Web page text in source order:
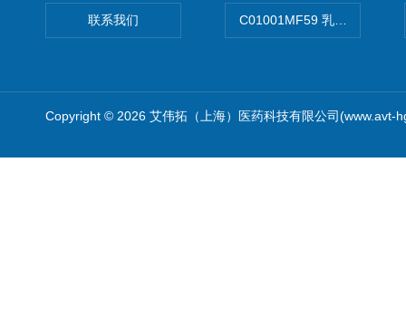
联系我们 C01001MF59 乳佐剂
Copyright © 2026 艾伟拓（上海）医药科技有限公司(www.avt-